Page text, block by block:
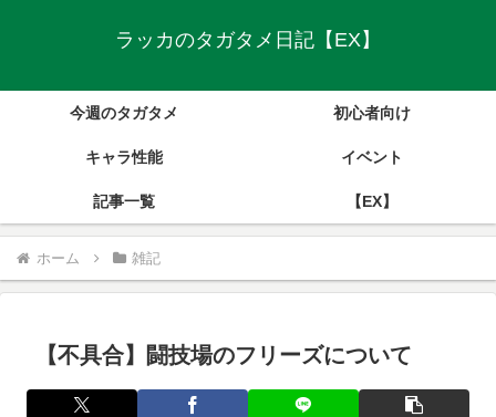
ラッカのタガタメ日記【EX】
今週のタガタメ 初心者向け
キャラ性能 イベント
記事一覧 【EX】
ホーム 雑記
【不具合】闘技場のフリーズについて